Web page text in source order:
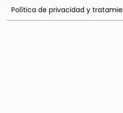
Política de privacidad y